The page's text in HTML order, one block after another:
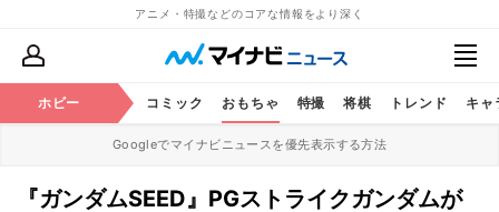
アニメ・特撮などのコアな情報をより深く
ホビー
アニメ コミック おもちゃ 特撮 将棋 トレンド キャ
Googleでマイナビニュースを優先表示する方法
『ガンダムSEED』PGストライクガンダムが